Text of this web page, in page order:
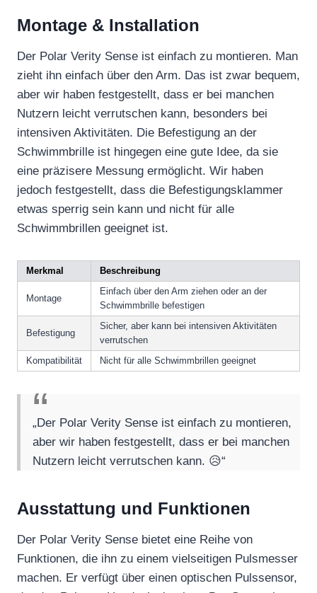
Montage & Installation
Der Polar Verity Sense ist einfach zu montieren. Man
zieht ihn einfach über den Arm. Das ist zwar bequem,
aber wir haben festgestellt, dass er bei manchen
Nutzern leicht verrutschen kann, besonders bei
intensiven Aktivitäten. Die Befestigung an der
Schwimmbrille ist hingegen eine gute Idee, da sie
eine präzisere Messung ermöglicht. Wir haben
jedoch festgestellt, dass die Befestigungsklammer
etwas sperrig sein kann und nicht für alle
Schwimmbrillen geeignet ist.
Merkmal Beschreibung
Montage
Einfach über den Arm ziehen oder an der
Schwimmbrille befestigen
Befestigung
Sicher, aber kann bei intensiven Aktivitäten
verrutschen
Kompatibilität
Nicht für alle Schwimmbrillen geeignet
„Der Polar Verity Sense ist einfach zu montieren,
aber wir haben festgestellt, dass er bei manchen
Nutzern leicht verrutschen kann. 😥“
Ausstattung und Funktionen
Der Polar Verity Sense bietet eine Reihe von
Funktionen, die ihn zu einem vielseitigen Pulsmesser
machen. Er verfügt über einen optischen Pulssensor,